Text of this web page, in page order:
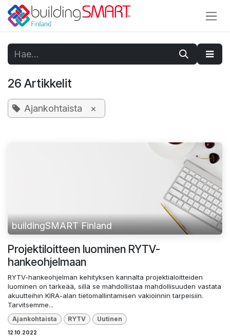
Siirry sisältöön
26 Artikkelit
Ajankohtaista ×
buildingSMART Finland
Projektiloitteen luominen RYTV-
hankeohjelmaan
RYTV-hankeohjelman kehityksen kannalta projektialoitteiden
luominen on tärkeää, sillä se mahdollistaa mahdollisuuden vastata
akuutteihin KIRA-alan tietomallintamisen vakioinnin tarpeisiin.
Tarvitsemme...
Ajankohtaista RYTV Uutinen
12.10.2022